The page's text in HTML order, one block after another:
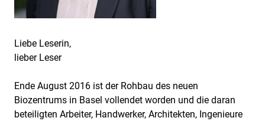
Liebe Leserin,
lieber Leser
Ende August 2016 ist der Rohbau des neuen
Biozentrums in Basel vollendet worden und die daran
beteiligten Arbeiter, Handwerker, Architekten, Ingenieure